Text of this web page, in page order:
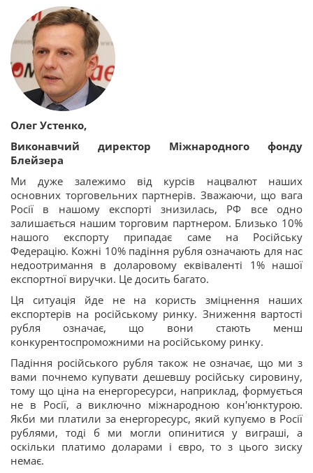
Олег Устенко,
Виконавчий директор Міжнародного фонду
Блейзера
Ми дуже залежимо від курсів нацвалют наших
основних торговельних партнерів. Зважаючи, що вага
Росії в нашому експорті знизилась, РФ все одно
залишається нашим торговим партнером. Близько 10%
нашого експорту припадає саме на Російську
Федерацію. Кожні 10% падіння рубля означають для нас
недоотримання в доларовому еквіваленті 1% нашої
експортної виручки. Це досить багато.
Ця ситуація йде не на користь зміцнення наших
експортерів на російському ринку. Зниження вартості
рубля означає, що вони стають менш
конкурентоспроможними на російському ринку.
Падіння російського рубля також не означає, що ми з
вами почнемо купувати дешевшу російську сировину,
тому що ціна на енергоресурси, наприклад, формується
не в Росії, а виключно міжнародною кон'юнктурою.
Якби ми платили за енергоресурс, який купуємо в Росії
рублями, тоді б ми могли опинитися у виграші, а
оскільки платимо доларами і євро, то з цього зиску
немає.